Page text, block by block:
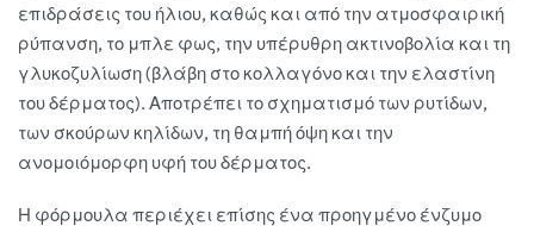
επιδράσεις του ήλιου, καθώς και από την ατμοσφαιρική
ρύπανση, το μπλε φως, την υπέρυθρη ακτινοβολία και τη
γλυκοζυλίωση (βλάβη στο κολλαγόνο και την ελαστίνη
του δέρματος). Αποτρέπει το σχηματισμό των ρυτίδων,
των σκούρων κηλίδων, τη θαμπή όψη και την
ανομοιόμορφη υφή του δέρματος.
Η φόρμουλα περιέχει επίσης ένα προηγμένο ένζυμο